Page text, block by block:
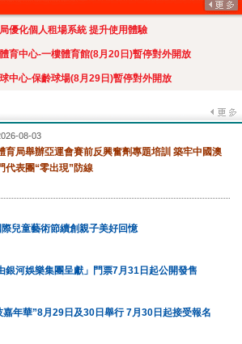
優化個人租場系統 提升使用體驗
育中心-一樓體育館(8月20日)暫停對外開放
中心-保齡球場(8月29日)暫停對外開放
08-03
育局舉辦亞運會賽前反興奮劑專題培訓 築牢中國澳
代表團“零出現”防線
兒童藝術節續創親子美好回憶
銀河娛樂集團呈獻」門票7月31日起公開發售
年華”8月29日及30日舉行 7月30日起接受報名